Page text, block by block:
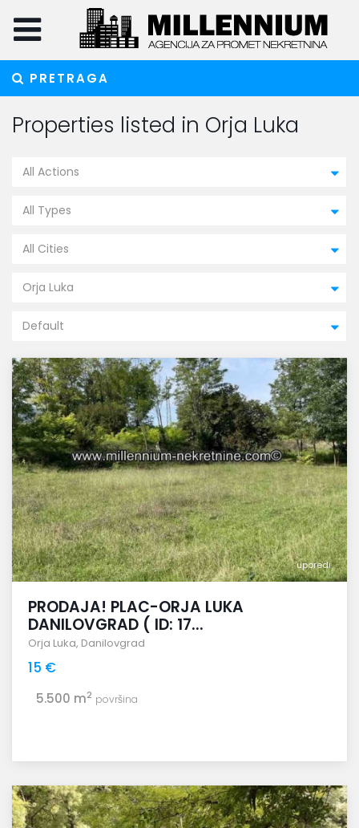
PRETRAGA
Properties listed in Orja Luka
All Actions
All Types
All Cities
Orja Luka
Default
uporedi
PRODAJA! PLAC-ORJA LUKA
DANILOVGRAD ( ID: 17...
Orja Luka, Danilovgrad
15 €
5.500 m2 površina